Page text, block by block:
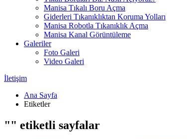
Manisa Tıkalı Boru Açma
Giderleri Tıkanıklıktan Koruma Yolları
Manisa Robotla Tıkanıklık Açma
Manisa Kanal Görüntüleme
Galeriler
Foto Galeri
Video Galeri
İletişim
Ana Sayfa
Etiketler
"" etiketli sayfalar